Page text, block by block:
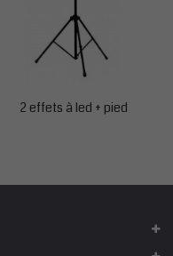
2 effets à led + pied